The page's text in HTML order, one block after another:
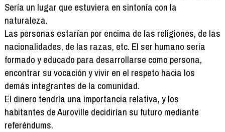
Sería un lugar que estuviera en sintonía con la
naturaleza.
Las personas estarían por encima de las religiones, de las
nacionalidades, de las razas, etc. El ser humano sería
formado y educado para desarrollarse como persona,
encontrar su vocación y vivir en el respeto hacia los
demás integrantes de la comunidad.
El dinero tendría una importancia relativa, y los
habitantes de Auroville decidirían su futuro mediante
referéndums.